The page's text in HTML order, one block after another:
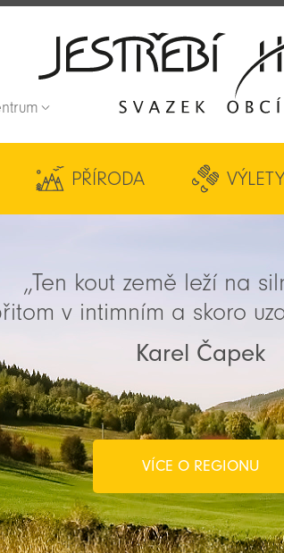
PŘÍRODA VÝLETY
„Ten kout země leží na
v intimním a skoro
Karel Čapek
VÍCE O REGIONU